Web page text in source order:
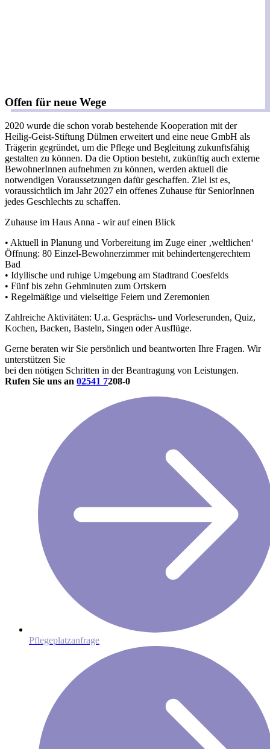
Offen für neue Wege
2020 wurde die schon vorab bestehende Kooperation mit der
Heilig-Geist-Stiftung Dülmen erweitert und eine neue GmbH als
Trägerin gegründet, um die Pflege und Begleitung zukunftsfähig
gestalten zu können. Da die Option besteht, zukünftig auch externe
BewohnerInnen aufnehmen zu können, werden aktuell die
notwendigen Voraussetzungen dafür geschaffen. Ziel ist es,
voraussichtlich im Jahr 2027 ein offenes Zuhause für SeniorInnen
jedes Geschlechts zu schaffen.
Zuhause im Haus Anna - wir auf einen Blick
• Aktuell in Planung und Vorbereitung im Zuge einer ‚weltlichen‘
Öffnung: 80 Einzel-Bewohnerzimmer mit behindertengerechtem
Bad
• Idyllische und ruhige Umgebung am Stadtrand Coesfelds
• Fünf bis zehn Gehminuten zum Ortskern
• Regelmäßige und vielseitige Feiern und Zeremonien
Zahlreiche Aktivitäten: U.a. Gesprächs- und Vorleserunden, Quiz,
Kochen, Backen, Basteln, Singen oder Ausflüge.
Gerne beraten wir Sie persönlich und beantworten Ihre Fragen. Wir
unterstützen Sie
bei den nötigen Schritten in der Beantragung von Leistungen.
Rufen Sie uns an 02541 7208-0
Pflegeplatzanfrage